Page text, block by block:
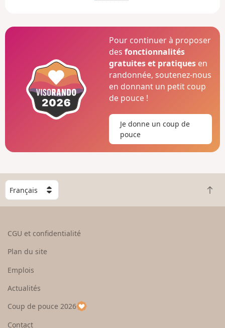
Pour continuer à proposer
desfonctionnalités
gratuites et pratiques en
randonnée, soutenez-nous
en donnant un petit coup
de pouce !
Je donne un coup de
pouce
C
h
o
e
u
p
a
R
e
CGU et confidentialité
Plan du site
Emplois
Actualités
Coup de pouce 2026
Contact